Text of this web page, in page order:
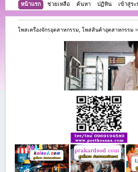
หน้าแรก ช่วยเหลือ ค้นหา ปฏิทิน เข้าสู่ร
โพสเครื่องจักรอุตสาหกรรม, โพสสินค้าอุตสาหกรรม »